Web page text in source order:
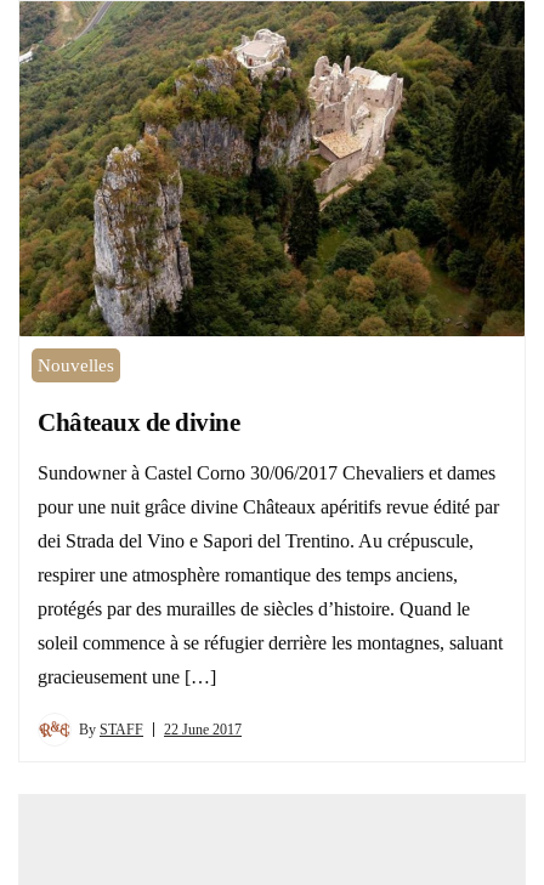
Nouvelles
Châteaux de divine
Sundowner à Castel Corno 30/06/2017 Chevaliers et dames
pour une nuit grâce divine Châteaux apéritifs revue édité par
dei Strada del Vino e Sapori del Trentino. Au crépuscule,
respirer une atmosphère romantique des temps anciens,
protégés par des murailles de siècles d’histoire. Quand le
soleil commence à se réfugier derrière les montagnes, saluant
gracieusement une […]
By STAFF 22 June 2017